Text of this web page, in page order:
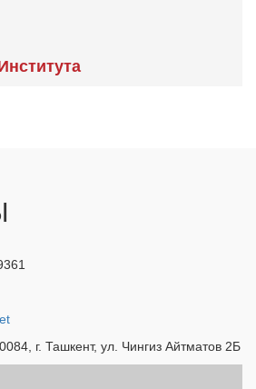
г. Ташкент, ул. Чингиз Айтматов 2Б